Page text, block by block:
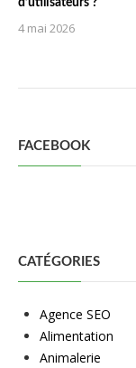
d’utilisateurs ?
4 mai 2026
FACEBOOK
CATÉGORIES
Agence SEO
Alimentation
Animalerie